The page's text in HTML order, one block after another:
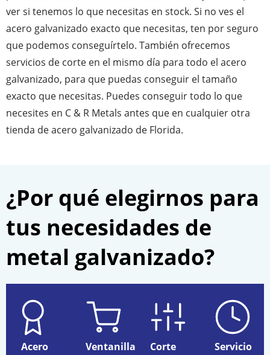
ver si tenemos lo que necesitas en stock. Si no ves el
acero galvanizado exacto que necesitas, ten por seguro
que podemos conseguírtelo. También ofrecemos
servicios de corte en el mismo día para todo el acero
galvanizado, para que puedas conseguir el tamaño
exacto que necesitas. Puedes conseguir todo lo que
necesites en C & R Metals antes que en cualquier otra
tienda de acero galvanizado de Florida.
¿Por qué elegirnos para
tus necesidades de
metal galvanizado?
Acero
Ventanilla
Corte
Servicio